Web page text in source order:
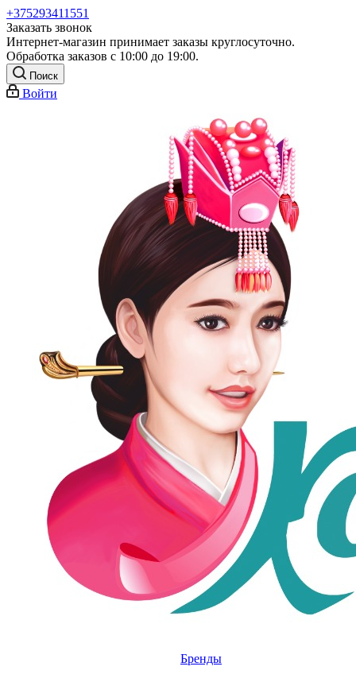
+375293411551
Заказать звонок
Интернет-магазин принимает заказы круглосуточно.
Обработка заказов с 10:00 до 19:00.
Поиск
Войти
Бренды